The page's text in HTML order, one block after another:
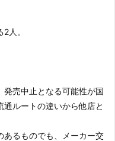
人。
売中止となる可能性が国
ルートの違いから他店と
あるものでも、メーカー交